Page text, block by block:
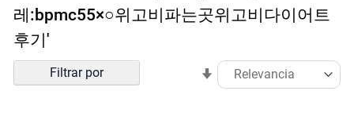
레:bpmc55×○위고비파는곳위고비다이어트
후기'
Ordenar
por
sentido
Filtrar por